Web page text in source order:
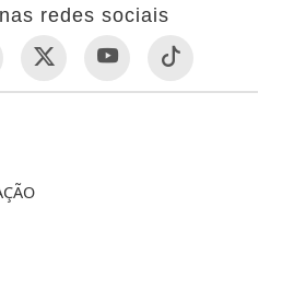
redes sociais